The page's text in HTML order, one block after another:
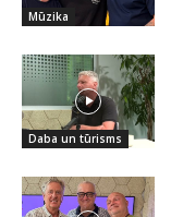
Mūzika
Daba un tūrisms